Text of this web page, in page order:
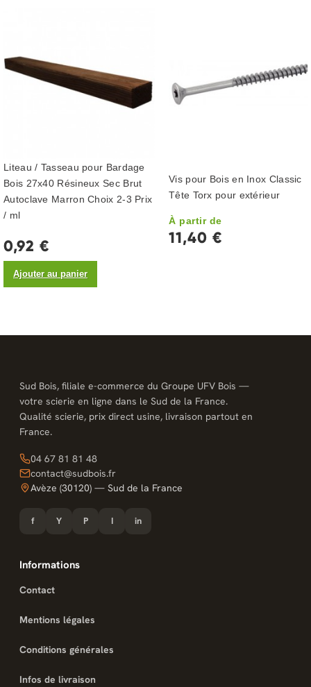
Liteau / Tasseau pour Bardage
Bois 27x40 Résineux Sec Brut
Autoclave Marron Choix 2-3 Prix
/ ml
0,92 €
Ajouter au panier
Vis pour Bois en Inox Classic
Tête Torx pour extérieur
À partir de
11,40 €
Sud Bois, filiale e-commerce du Groupe UFV Bois —
votre scierie en ligne dans le Sud de la France.
Qualité scierie, prix direct usine, livraison partout en
France.
04 67 81 81 48
contact@sudbois.fr
Avèze (30120) — Sud de la France
f Y P I in
Informations
Contact
Mentions légales
Conditions générales
Infos de livraison